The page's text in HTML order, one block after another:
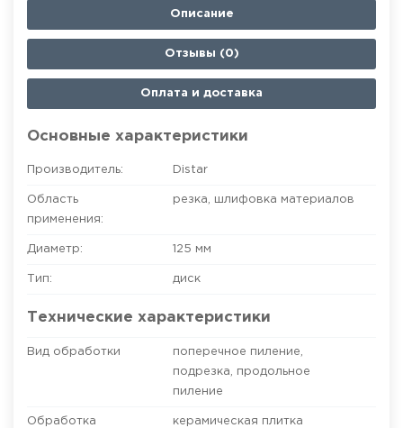
Описание
Отзывы (0)
Оплата и доставка
Основные характеристики
Производитель: Distar
Область
применения:
резка, шлифовка материалов
Диаметр: 125 мм
Тип: диск
Технические характеристики
Вид обработки
поперечное пиление,
подрезка, продольное
пиление
Обработка
керамическая плитка